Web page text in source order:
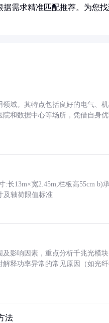
需求精准匹配推荐。为您
域。其特点包括良好的电气、
和数据中心等场所，凭借自身
:长13m×宽2.45m,栏板高55cm b)
及轴荷限值标准
影响因素，重点分析千兆光模
释功率异常的常见原因（如光
法